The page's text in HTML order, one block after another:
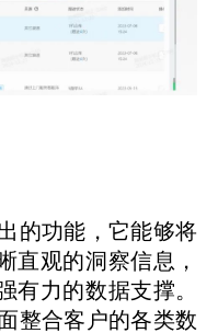
的功能，它能够将
直观的洞察信息，
有力的数据支撑。
整合客户的各类数